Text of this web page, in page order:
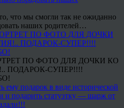
что мы смогли так не ожиданно
наших родителей…
ПО ФОТО ДЛЯ ДОЧКИ КО
ПОДАРОК-СУПЕР!!!!